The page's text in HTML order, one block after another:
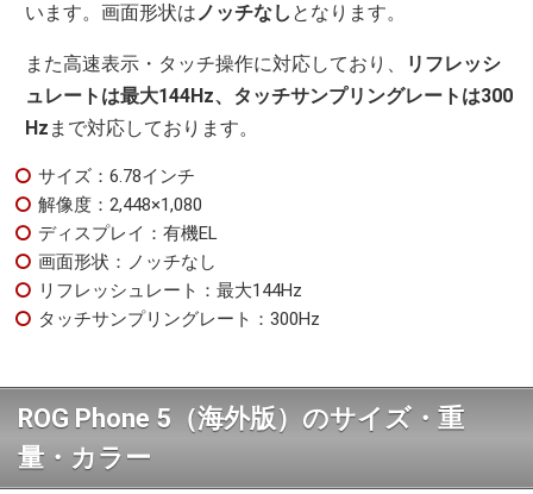
います。画面形状はノッチなし となります。
また高速表示・タッチ操作に対応しており、
リフレッシ
ュレートは最大144Hz、タッチサンプリングレートは300
Hz まで対応しております。
サイズ：6.78インチ
解像度：2,448×1,080
ディスプレイ：有機EL
画面形状：ノッチなし
リフレッシュレート：最大144Hz
タッチサンプリングレート：300Hz
ROG Phone 5（海外版）のサイズ・重
量・カラー